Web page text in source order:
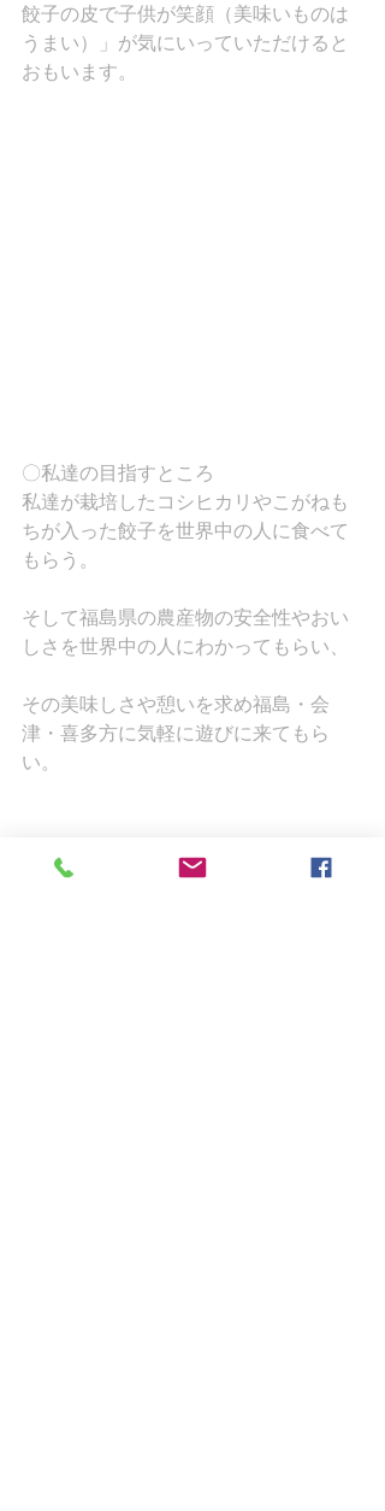
餃子の皮で子供が笑顔（美味いものは
うまい）」が気にいっていただけると
おもいます。
〇私達の目指すところ
私達が栽培したコシヒカリやこがねも
ちが入った餃子を世界中の人に食べて
もらう。
そして福島県の農産物の安全性やおい
しさを世界中の人にわかってもらい、
その美味しさや憩いを求め福島・会
津・喜多方に気軽に遊びに来てもら
い。
い。そのような私達の未来を見るため